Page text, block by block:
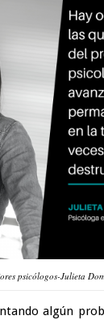
psicólogos-Julieta
algún